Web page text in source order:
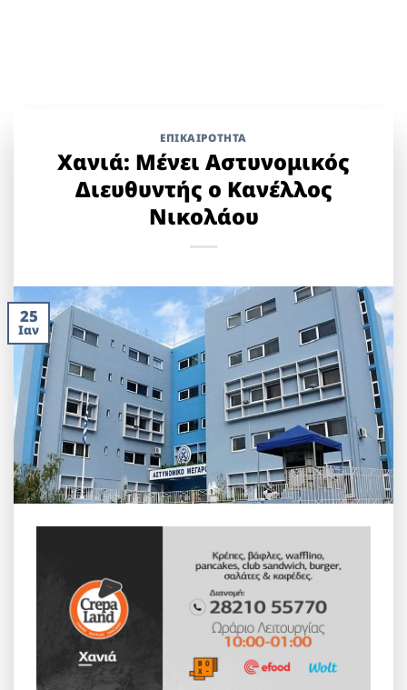
ΕΠΙΚΑΙΡΟΤΗΤΑ
Χανιά: Μένει Αστυνομικός
Διευθυντής ο Κανέλλος
Νικολάου
25
Ιαν